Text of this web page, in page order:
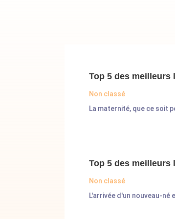
Top 5 des meilleurs
Non classé
La maternité, que ce soit
Top 5 des
Non classé
L'arrivée d'un nouveau-né